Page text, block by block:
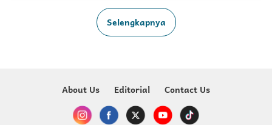
Selengkapnya
About Us Editorial Contact Us